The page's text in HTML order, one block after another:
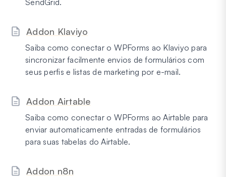
Addon Klaviyo
Saiba como conectar o WPForms ao Klaviyo para
sincronizar facilmente envios de formulários com
seus perfis e listas de marketing por e-mail.
Addon Airtable
Saiba como conectar o WPForms ao Airtable para
enviar automaticamente entradas de formulários
para suas tabelas do Airtable.
Addon n8n